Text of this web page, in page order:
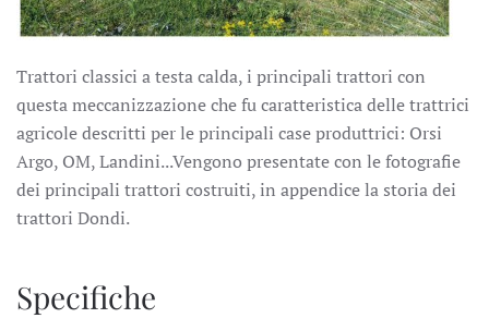
Trattori classici a testa calda, i principali trattori con
questa meccanizzazione che fu caratteristica delle trattrici
agricole descritti per le principali case produttrici: Orsi
Argo, OM, Landini...Vengono presentate con le fotografie
dei principali trattori costruiti, in appendice la storia dei
trattori Dondi.
Specifiche